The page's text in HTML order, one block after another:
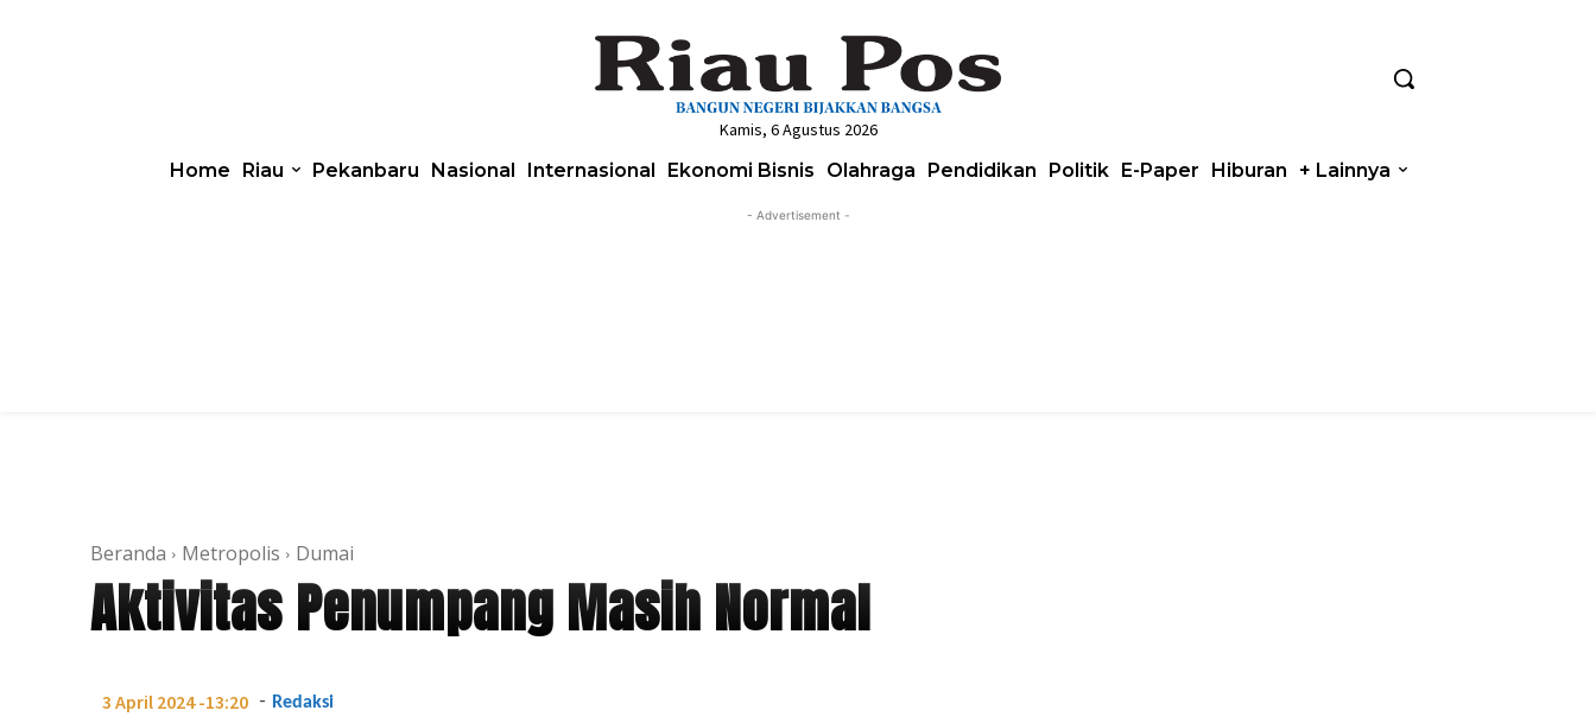
Kamis, 6 Agustus 2026
Home Riau Pekanbaru Nasional Internasional Ekonomi Bisnis Olahraga Pendidikan Politik E-Paper Hiburan + Lainnya
- Advertisement -
Beranda Metropolis Dumai
Aktivitas Penumpang Masih Normal
3 April 2024 -13:20 - Redaksi